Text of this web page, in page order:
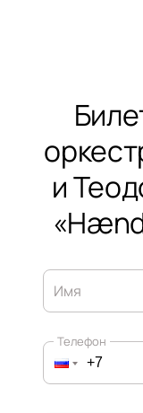
и
Имя
Телефон